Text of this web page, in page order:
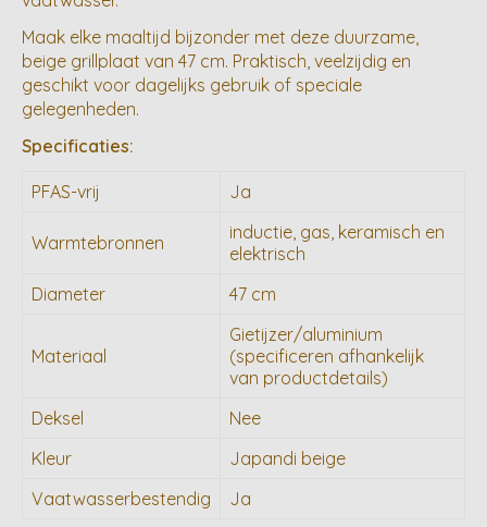
Maak elke maaltijd bijzonder met deze duurzame,
beige grillplaat van 47 cm. Praktisch, veelzijdig en
geschikt voor dagelijks gebruik of speciale
gelegenheden.
Specificaties:
PFAS-vrij Ja
Warmtebronnen
inductie, gas, keramisch en
elektrisch
Diameter
47 cm
Materiaal
Gietijzer/aluminium
(specificeren afhankelijk
van productdetails)
Deksel
Nee
Kleur
Japandi beige
Vaatwasserbestendig
Ja